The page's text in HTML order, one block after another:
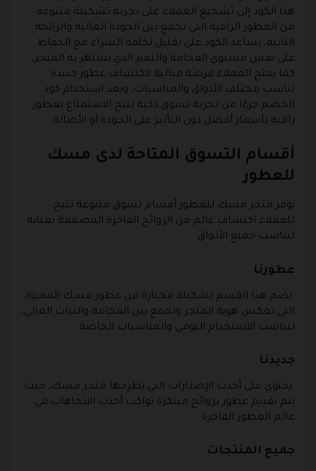
هذا الكود إلى تشجيع العملاء على تجربة تشكيلة متنوعة
من العطور الراقية التي تجمع بين الجودة العالية والرائحة
الثابتة، يساعد الكود على تقليل تكلفة الشراء مع الحفاظ
على نفس مستوى الفخامة والتميز الذي يشتهر به المتجر،
كما يمنح العملاء فرصة مثالية لاكتشاف عطور جديدة
تناسب مختلف الأذواق والمناسبات، ويعد استخدام كود
الخصم جزءًا من تجربة تسوق ذكية تتيح الاستمتاع بعطور
راقية بأسعار أفضل دون التأثير على الجودة أو الأصالة.
أقسام التسوق المتاحة لدى مسك
للعطور
يوفر متجر مسك للعطور أقسام تسوق متنوعة تتيح
للعملاء اكتشاف عالم من الروائح الفاخرة المصممة بعناية
لتناسب جميع الأذواق.
عطورنا
يضم هذا القسم تشكيلة مختارة من عطور مسك المميزة،
التي تعكس هوية المتجر وتجمع بين الفخامة والثبات العالي،
لتناسب الاستخدام اليومي والمناسبات الخاصة.
جديدنا
يحتوي على أحدث الإصدارات التي يطرحها متجر مسك، حيث
يتم تقديم عطور بروائح مبتكرة تواكب أحدث الاتجاهات في
عالم العطور الفاخرة.
جميع المنتجات